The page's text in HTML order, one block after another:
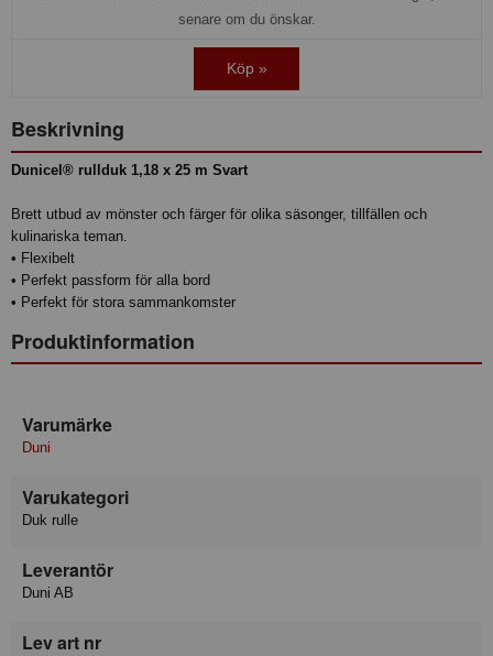
senare om du önskar.
Köp »
Beskrivning
Dunicel® rullduk 1,18 x 25 m Svart
Brett utbud av mönster och färger för olika säsonger, tillfällen och
kulinariska teman.
• Flexibelt
• Perfekt passform för alla bord
• Perfekt för stora sammankomster
Produktinformation
Varumärke
Duni
Varukategori
Duk rulle
Leverantör
Duni AB
Lev art nr